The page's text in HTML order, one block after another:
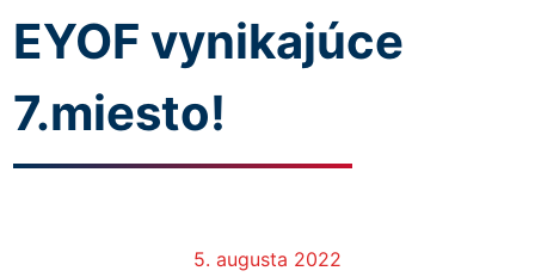
EYOF vynikajúce
7.miesto!
5. augusta 2022